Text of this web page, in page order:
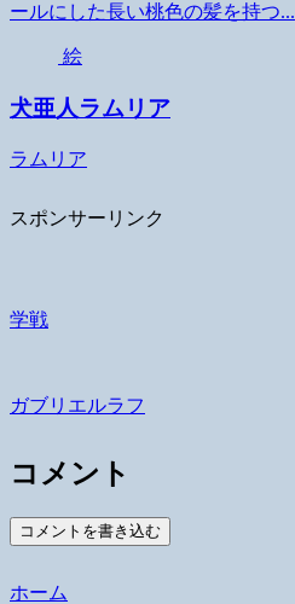
ールにした長い桃色の髪を持つ...
絵
犬亜人ラムリア
ラムリア
スポンサーリンク
学戦
ガブリエルラフ
コメント
コメントを書き込む
ホーム